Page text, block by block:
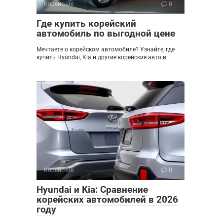
Корейские 0
Где купить корейский
автомобиль по выгодной цене
Мечтаете о корейском автомобиле? Узнайте, где
купить Hyundai, Kia и другие корейские авто в
Корейские 0
Hyundai и Kia: Сравнение
корейских автомобилей в 2026
году